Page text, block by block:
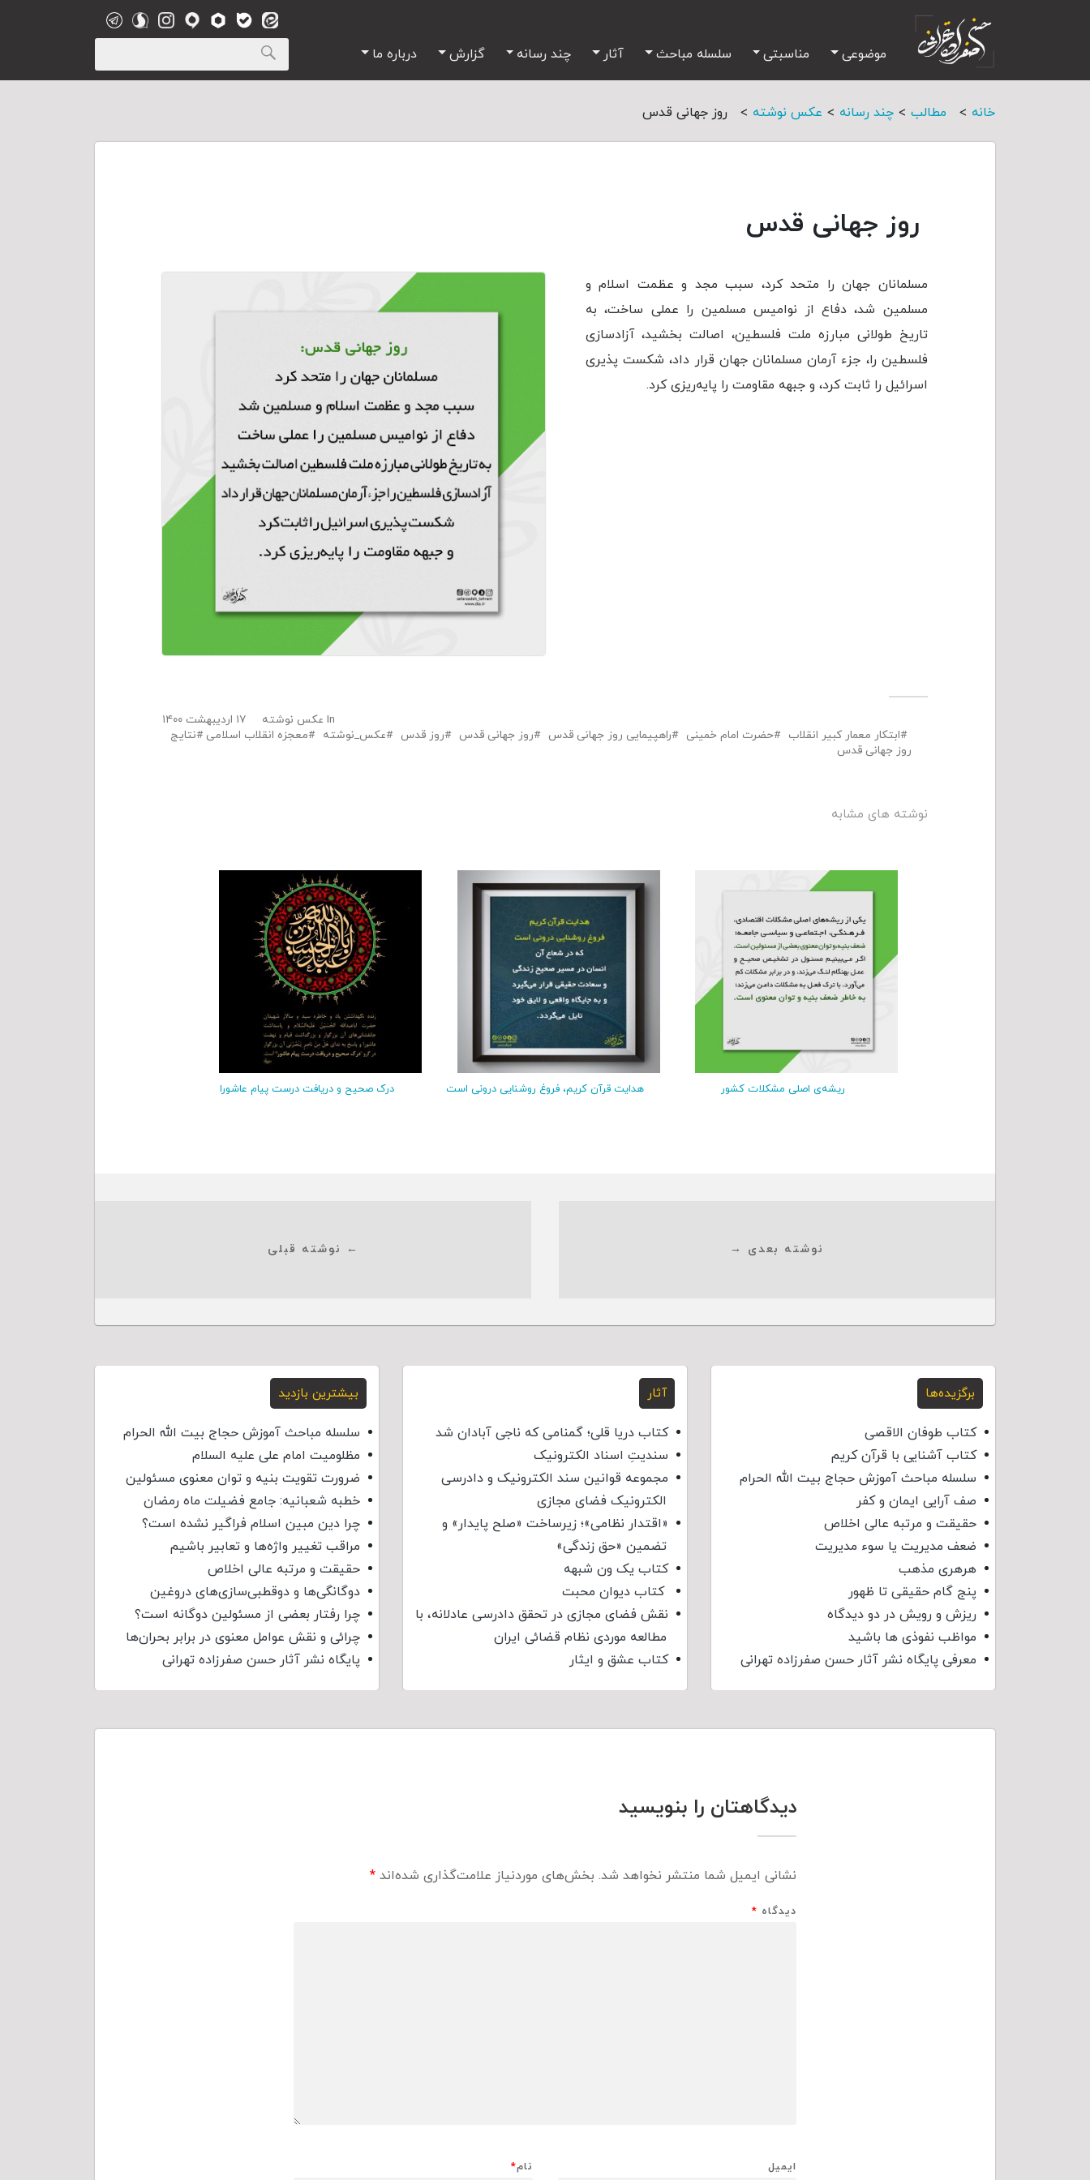
موضوعی مناسبتی سلسله مباحث آثار چند رسانه گزارش درباره ما
خانه > مطالب > چند رسانه > عکس نوشته > روز جهانی قدس
روز جهانی قدس
مسلمانان جهان را متحد کرد، سبب مجد و عظمت اسلام و
مسلمین شد، دفاع از نوامیس مسلمین را عملی ساخت، به
تاریخ طولانی مبارزه ملت فلسطین، اصالت بخشید، آزاد‌سازی
فلسطین را، جزء آرمان مسلمانان جهان قرار داد، شکست پذیری
اسرائیل را ثابت کرد، و جبهه مقاومت را پایه‌ریزی کرد.
۱۷ اردیبهشت ۱۴۰۰ In عکس نوشته
ابتکار معمار کبیر انقلاب
حضرت امام خمینی راهپیمایی روز جهانی قدس روز جهانی قدس روز قدس عکس_نوشته معجزه انقلاب اسلامی
نتایج
روز جهانی قدس
نوشته های مشابه
ریشه‌ی اصلی مشکلات کشور هدایت قرآن کریم، فروغ روشنایی درونی است درک صحیح و دریافت درست پیام عاشورا
← نوشته قبلی نوشته بعدی →
برگزیده‌ها
کتاب طوفان الاقصی
کتاب آشنایی با قرآن کریم
سلسله مباحث آموزش حجاج بیت الله الحرام
صف آرایی ایمان و کفر
حقیقت و مرتبه عالی اخلاص
ضعف مدیریت یا سوء مدیریت
هرهری مذهب
پنج گام حقیقی تا ظهور
ریزش و رویش در دو دیدگاه
مواظب نفوذی‌ ها باشید
معرفی پایگاه نشر آثار حسن صفرزاده تهرانی
آثار
کتاب دریا قلی؛ گمنامی که ناجی آبادان شد
سندیتِ اسناد الکترونیک
مجموعه قوانین سند الکترونیک و دادرسی
الکترونیک فضای مجازی
«اقتدار نظامی»؛ زیرساخت «صلح پایدار» و
تضمین «حق زندگی»
کتاب یک ون شبهه
کتاب دیوان محبت
نقش فضای مجازی در تحقق دادرسی عادلانه، با
مطالعه موردی نظام قضائی ایران
کتاب عشق و ایثار
بیشترین بازدید
سلسله مباحث آموزش حجاج بیت الله الحرام
مظلومیت امام علی علیه السلام
ضرورت تقویت بنیه و توان معنوی مسئولین
خطبه شعبانیه: جامع فضیلت ماه رمضان
چرا دین مبین اسلام فراگیر نشده است؟
مراقب تغییر واژه‌ها و تعابیر باشیم
حقیقت و مرتبه عالی اخلاص
دوگانگی‌ها و دوقطبی‌سازی‌های دروغین
چرا رفتار بعضی از مسئولین دوگانه است؟
چرائی و نقش عوامل معنوی در برابر بحران‌ها
پایگاه نشر آثار حسن صفرزاده تهرانی
دیدگاهتان را بنویسید
نشانی ایمیل شما منتشر نخواهد شد. بخش‌های موردنیاز علامت‌گذاری شده‌اند *
دیدگاه *
نام* ایمیل